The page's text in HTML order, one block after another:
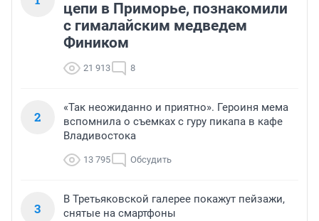
цепи в Приморье, познакомили
с гималайским медведем
Фиником
21 913 8
2
«Так неожиданно и приятно». Героиня мема
вспомнила о съемках с гуру пикапа в кафе
Владивостока
13 795 Обсудить
3
В Третьяковской галерее покажут пейзажи,
снятые на смартфоны